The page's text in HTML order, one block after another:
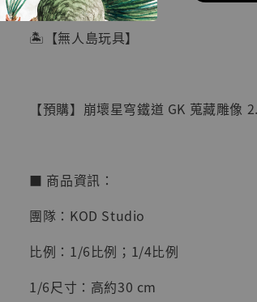
【店內現貨】七龍珠
系列蒐藏雕像 悟空
NT$ 4,280
- +
加入購物車
加購優惠【海賊王 布魯克達摩 [7STARS Studio]】
🏝【無人島玩具】
【預購】崩壞星穹鐵道 GK 蒐藏雕
■ 商品資訊：
團隊：KOD Studio
比例：1/6比例；1/4比例
1/6尺寸：高約30 cm